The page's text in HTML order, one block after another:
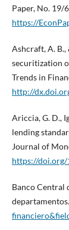
Paper, No. 19/
https://
Ashcraft, A. B.,
securitization
Trends in
http://
Ariccia, G. D.,
lending
Journal of
https://
Banco Central
departamentos.